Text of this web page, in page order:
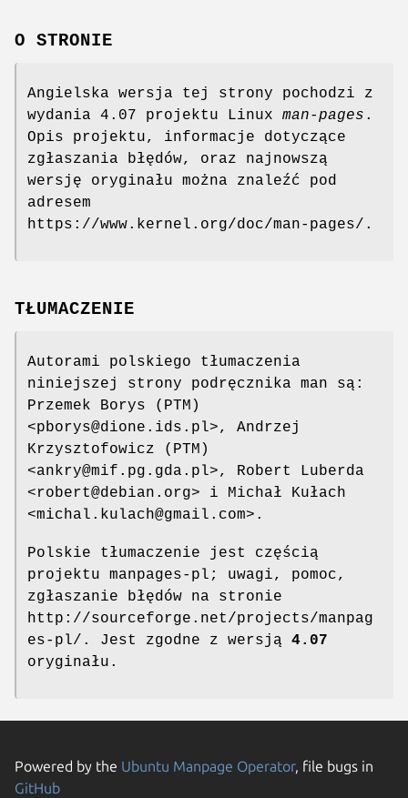
O STRONIE
Angielska wersja tej strony pochodzi z
wydania 4.07 projektu Linux man-pages .
Opis projektu, informacje dotyczące
zgłaszania błędów, oraz najnowszą
wersję oryginału można znaleźć pod
adresem
https://www.kernel.org/doc/man-pages/.
TŁUMACZENIE
Autorami polskiego tłumaczenia
niniejszej strony podręcznika man są:
Przemek Borys (PTM)
<pborys@dione.ids.pl>, Andrzej
Krzysztofowicz (PTM)
<ankry@mif.pg.gda.pl>, Robert Luberda
<robert@debian.org> i Michał Kułach
<michal.kulach@gmail.com>.
Polskie tłumaczenie jest częścią
projektu manpages-pl; uwagi, pomoc,
zgłaszanie błędów na stronie
http://sourceforge.net/projects/manpag
es-pl/. Jest zgodne z wersją 4.07
oryginału.
Powered by the Ubuntu Manpage Operator, file bugs in
GitHub